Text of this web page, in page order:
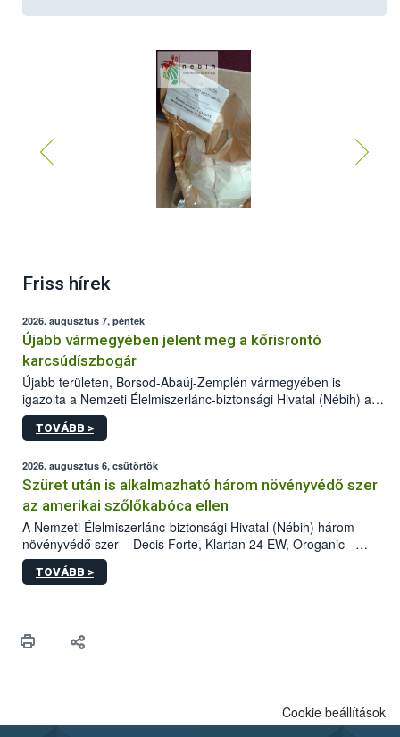
Friss hírek
2026. augusztus 7, péntek
Újabb vármegyében jelent meg a kőrisrontó
karcsúdíszbogár
Újabb területen, Borsod-Abaúj-Zemplén vármegyében is
igazolta a Nemzeti Élelmiszerlánc-biztonsági Hivatal (Nébih) a
kőrisrontó karcsúdíszbogár (Agrilus planipennis) jelenlétét. A
kártevőt nem csak színcsapdában találták meg, de már fertőzött
az intenzív felderítést, emellett az intézkedéseket a szlovák
hatósággal is összehangolják a terjedés megállítása érdekében.
TOVÁBB >
2026. augusztus 6, csütörtök
Szüret után is alkalmazható három növényvédő szer
az amerikai szőlőkabóca ellen
A Nemzeti Élelmiszerlánc-biztonsági Hivatal (Nébih) három
növényvédő szer – Decis Forte, Klartan 24 EW, Oroganic –
engedélyokiratát módosította, így azok a szüretet követően,
egészen a vesszőérettség (BBCH 91) stádiumáig
érésű szőlőkben is legyen lehetőség a károsító elleni további
felhasználók számára is elérhető és ökológiai termesztésben is
TOVÁBB >
Cookie beállítások